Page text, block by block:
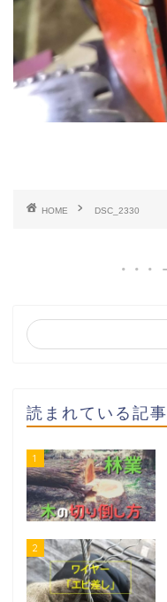
HOME DSC_2330
読まれている記事
1
2